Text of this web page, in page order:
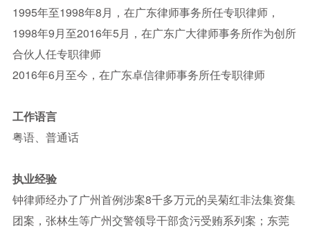
1995年至1998年8月，在广东律师事务所任专职律师，
1998年9月至2016年5月，在广东广大律师事务所作为创所
合伙人任专职律师
2016年6月至今，在广东卓信律师事务所任专职律师
工作语言
粤语、普通话
执业经验
钟律师经办了广州首例涉案8千多万元的吴菊红非法集资集
团案，张林生等广州交警领导干部贪污受贿系列案；东莞